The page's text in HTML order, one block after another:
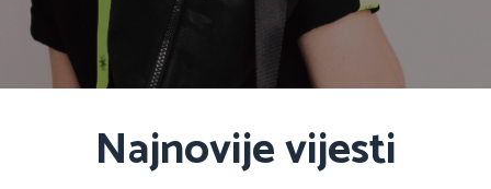
Najnovije vijesti